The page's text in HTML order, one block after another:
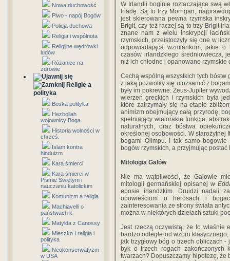
Nowa duchowość
Piwo - napój Bogów
Policja duchowa
Religia i wspólnota
Religijne wędrówki
ludów
Różaniec na
zdrowie
Religie a
polityka
Boska polityka
Hezbollah
wojownicy Boga
Historia wolności w
chrześ.
Islam kontra
hinduizm
Kara śmierci
Kara śmierci w
Piśmie Świętym i
nauczaniu katolickim
Komunizm a religia
Machiavelli o
państwach k
Matylda z Canossy
Mieszko I religia i
polityka
Neokonserwatyzm
w USA
W Irlandii boginie roztaczające swą
triadę. Są to trzy Morrigan,
jest skierowana pewna rzymska
Brigit, czy też raczej są to trzy Brigit
znane nam z wielu inskrypcji
rzymskich, przeistoczyły się one w
odpowiadająca wzmiankom, jakie
czasów irlandzkiego średniowiecza,
niż ich chłodne i opanowane rzymskie
Cechą wspólną wszystkich tych bóstw
z jaką pozwoliły się utożsamić z
były im pokrewne: Zeus-Jupiter
wierzeń greckich i rzymskich była
które zatrzymały się na etapie
animizm obejmujący całą przyrodę;
spełniający wielorakie funkcje;
naturalnych, oraz bóstwa
określonej osobowości. W starożytnej
bogami Olimpu. I tak samo
bogów rzymskich, a przyjmując
Mitologia Galów
Nie ma wątpliwości, że Galowie
mitologii germańskiej opisanej w
eposie irlandzkim. Druidzi nadali
opowieściom o herosach i
zainteresowania ze strony świata
można w niektórych dziełach sztuki
Jest rzeczą oczywistą, że to właśnie
bardzo odległe od wzoru
jak trzygłowy bóg o trzech obliczach
byk o trzech rogach zakończonych
twarzach? Dopuszczamy hipotezę, że